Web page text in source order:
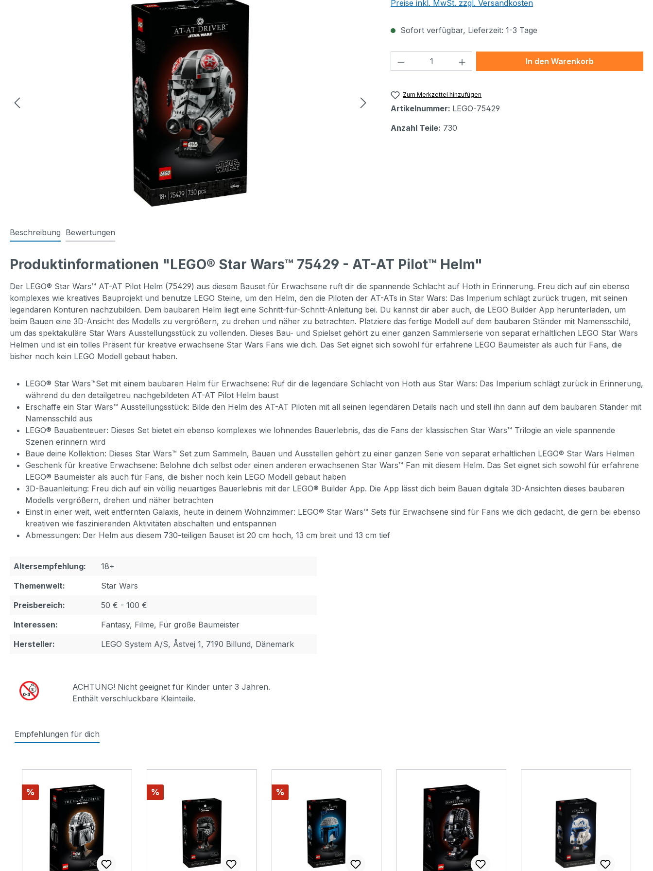
Preise inkl. MwSt. zzgl. Versandkosten
Sofort verfügbar, Lieferzeit: 1-3 Tage
Produkt Anzahl: Gib den gewünschten Wert
In den Warenkorb
Zum Merkzettel hinzufügen
Artikelnummer: LEGO-75429
Anzahl Teile: 730
Beschreibung Bewertungen
Produktinformationen "LEGO® Star Wars™ 75429 - AT-AT Pilot™ Helm"
Der LEGO® Star Wars™ AT-AT Pilot Helm (75429) aus diesem Bauset für Erwachsene ruft dir die spannende Schlacht auf Hoth in Erinnerung. Freu dich auf ein ebenso
komplexes wie kreatives Bauprojekt und benutze LEGO Steine, um den Helm, den die Piloten der AT-ATs in Star Wars: Das Imperium schlägt zurück trugen, mit seinen
legendären Konturen nachzubilden. Dem baubaren Helm liegt eine Schritt-für-Schritt-Anleitung bei. Du kannst dir aber auch, die LEGO Builder App herunterladen, um
beim Bauen eine 3D-Ansicht des Modells zu vergrößern, zu drehen und näher zu betrachten. Platziere das fertige Modell auf dem baubaren Ständer mit Namensschild,
um das spektakuläre Star Wars Ausstellungsstück zu vollenden. Dieses Bau- und Spielset gehört zu einer ganzen Sammlerserie von separat erhältlichen LEGO Star Wars
Helmen und ist ein tolles Präsent für kreative erwachsene Star Wars Fans wie dich. Das Set eignet sich sowohl für erfahrene LEGO Baumeister als auch für Fans, die
bisher noch kein LEGO Modell gebaut haben.
LEGO® Star Wars™Set mit einem baubaren Helm für Erwachsene: Ruf dir die legendäre Schlacht von Hoth aus Star Wars: Das Imperium schlägt zurück in Erinnerung,
während du den detailgetreu nachgebildeten AT-AT Pilot Helm baust
Erschaffe ein Star Wars™ Ausstellungsstück: Bilde den Helm des AT-AT Piloten mit all seinen legendären Details nach und stell ihn dann auf dem baubaren Ständer mit
Namensschild aus
LEGO® Bauabenteuer: Dieses Set bietet ein ebenso komplexes wie lohnendes Bauerlebnis, das die Fans der klassischen Star Wars™ Trilogie an viele spannende
Szenen erinnern wird
Baue deine Kollektion: Dieses Star Wars™ Set zum Sammeln, Bauen und Ausstellen gehört zu einer ganzen Serie von separat erhältlichen LEGO® Star Wars Helmen
Geschenk für kreative Erwachsene: Belohne dich selbst oder einen anderen erwachsenen Star Wars™ Fan mit diesem Helm. Das Set eignet sich sowohl für erfahrene
LEGO® Baumeister als auch für Fans, die bisher noch kein LEGO Modell gebaut haben
3D-Bauanleitung: Freu dich auf ein völlig neuartiges Bauerlebnis mit der LEGO® Builder App. Die App lässt dich beim Bauen digitale 3D-Ansichten dieses baubaren
Modells vergrößern, drehen und näher betrachten
Einst in einer weit, weit entfernten Galaxis, heute in deinem Wohnzimmer: LEGO® Star Wars™ Sets für Erwachsene sind für Fans wie dich gedacht, die gern bei ebenso
kreativen wie faszinierenden Aktivitäten abschalten und entspannen
Abmessungen: Der Helm aus diesem 730-teiligen Bauset ist 20 cm hoch, 13 cm breit und 13 cm tief
Altersempfehlung:
18+
Themenwelt:
Star Wars
Preisbereich:
50 € - 100 €
Interessen:
Fantasy, Filme, Für große Baumeister
Hersteller:
LEGO System A/S, Åstvej 1, 7190 Billund, Dänemark
ACHTUNG! Nicht geeignet für Kinder unter 3 Jahren.
Enthält verschluckbare Kleinteile.
Empfehlungen für dich
Rabatt
% Rabatt
% Rabatt
%